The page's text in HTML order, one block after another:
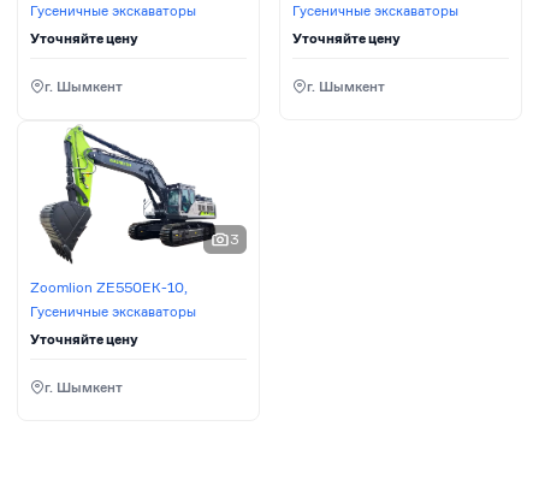
Гусеничные экскаваторы
Уточняйте цену
г. Шымкент
Гусеничные экскаваторы
Уточняйте цену
г. Шымкент
3
Zoomlion ZE550EK-10,
Гусеничные экскаваторы
Уточняйте цену
г. Шымкент